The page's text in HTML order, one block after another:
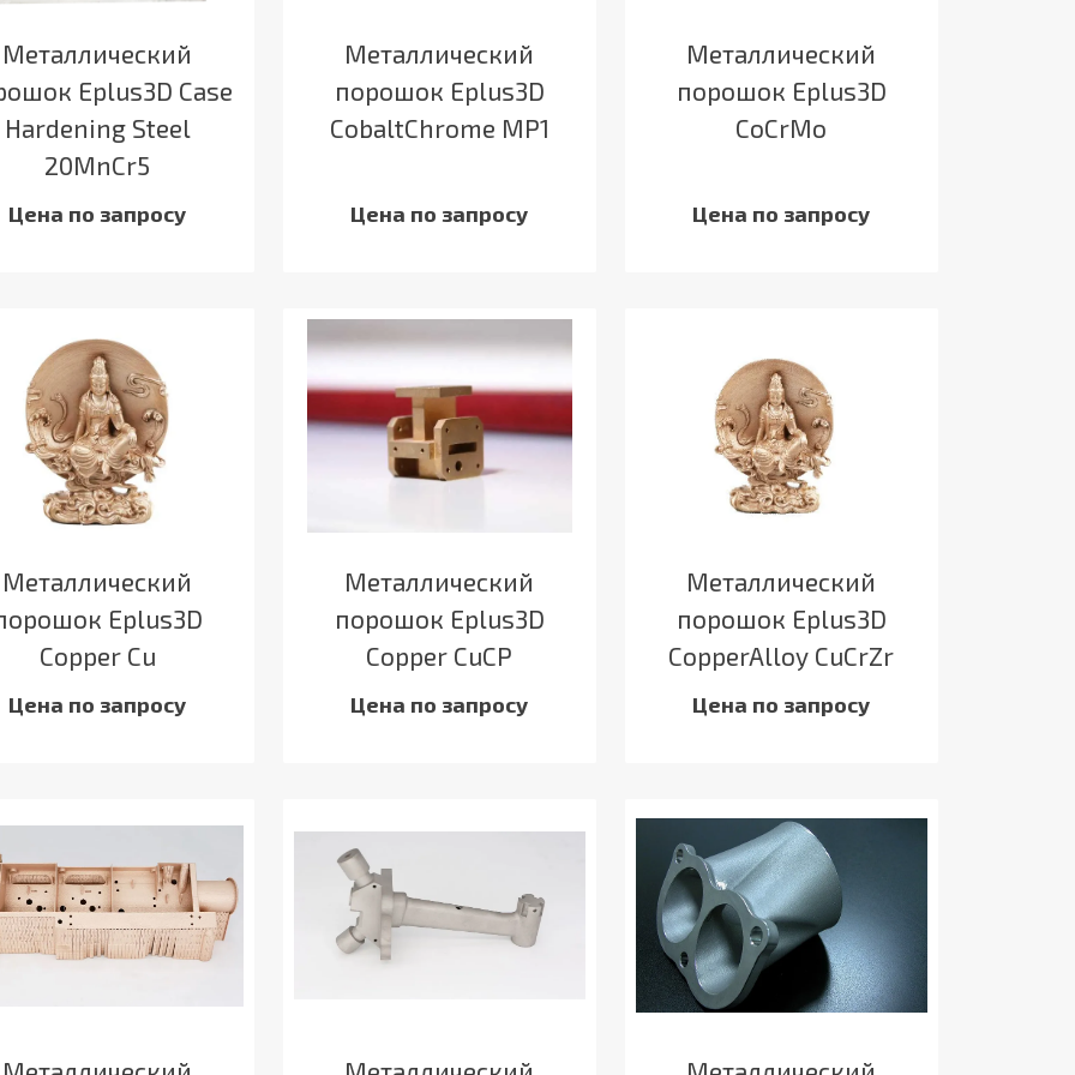
Металлический
Eplus3D Case
Hardening Steel
20MnCr5
Цена по запросу
Металлический
порошок Eplus3D
CobaltChrome MP1
Цена по запросу
Металлический
порошок Eplus3D
CoCrMo
Цена по запросу
Металлический
Eplus3D
Copper Cu
Цена по запросу
Металлический
порошок Eplus3D
Copper CuCP
Цена по запросу
Металлический
порошок Eplus3D
CopperAlloy CuCrZr
Цена по запросу